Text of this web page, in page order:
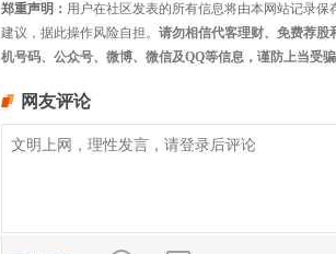
郑重声明： 用户在社区发表的所有信息将由本网站记录
建议，据此操作风险自担。 请勿相信代客理财、免费荐股
机号码、公众号、微博、微信及QQ等信息，谨防上当受骗
网友评论